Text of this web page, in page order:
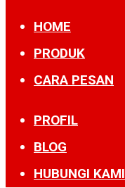
HOME
PRODUK
CARA PESAN
PROFIL
BLOG
HUBUNGI KAMI